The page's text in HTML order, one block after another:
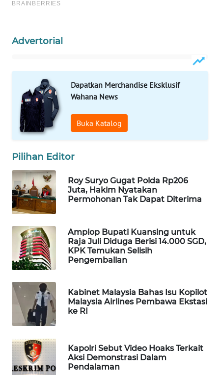
Advertorial
Dapatkan Merchandise Eksklusif
Wahana News
Buka Katalog
Pilihan Editor
Roy Suryo Gugat Polda Rp206
Juta, Hakim Nyatakan
Permohonan Tak Dapat Diterima
Amplop Bupati Kuansing untuk
Raja Juli Diduga Berisi 14.000 SGD,
KPK Temukan Selisih
Pengembalian
Kabinet Malaysia Bahas Isu Kopilot
Malaysia Airlines Pembawa Ekstasi
ke RI
Kapolri Sebut Video Hoaks Terkait
Aksi Demonstrasi Dalam
Pendalaman
WAHANA
WAHANA
WAHANA
KONSUMEN
WAHANA
LISTRIK
WAHANA
TRAVEL
WAHANA
TV
WAHANANEWS
ID
WAHANANEWS
CO ID
WAHANANEWS
NET
SPORT
WAHANA